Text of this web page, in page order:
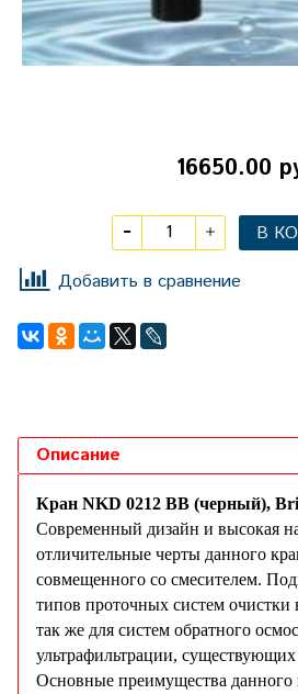
16650.00
В
Добавить в сравнение
Описание
Кран NKD 0212 BB (черный),
Современный дизайн и высокая
отличительные черты данного
совмещенного со смесителем.
типов проточных систем очистки
так же для систем обратного
ультрафильтрации,
Основные преимущества данного